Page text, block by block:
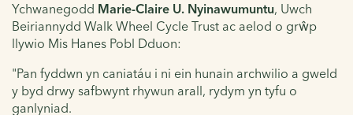
Ychwanegodd Marie-Claire U. Nyinawumuntu, Uwch
Beiriannydd Walk Wheel Cycle Trust ac aelod o grŵp
llywio Mis Hanes Pobl Dduon:
"Pan fyddwn yn caniatáu i ni ein hunain archwilio a gweld
y byd drwy safbwynt rhywun arall, rydym yn tyfu o
ganlyniad.